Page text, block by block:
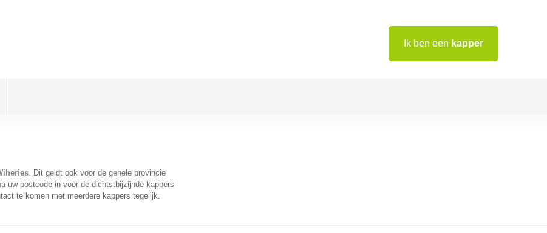
Ik ben een kapper
. Dit geldt ook voor de gehele provincie
uw postcode in voor de dichtstbijzijnde kappers
te komen met meerdere kappers tegelijk.